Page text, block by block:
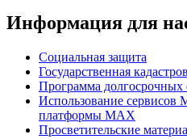
Информация для
Социальная защита
Государственная
Программа долгосрочных
Использование
платформы MAX
Просветительские